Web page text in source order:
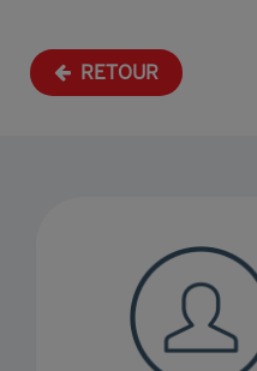
RETOUR